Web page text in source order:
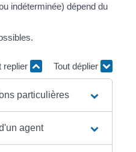
indéterminée) dépend du
replier Tout déplier
particulières
agent